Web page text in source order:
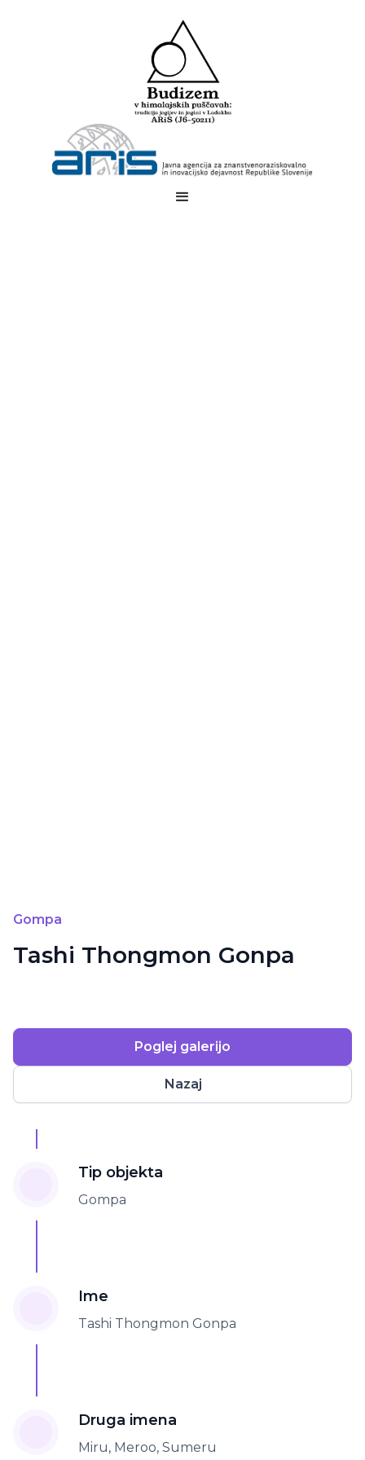
Gompa
Tashi Thongmon Gonpa
Nazaj
Poglej galerijo
Tip objekta
Gompa
Ime
Tashi Thongmon Gonpa
Druga imena
Miru, Meroo, Sumeru